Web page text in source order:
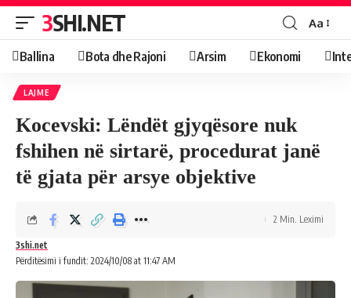
3SHI.NET Aa
Ballina Bota dhe Rajoni Arsim Ekonomi
LAJME
Kocevski: Lëndët gjyqësore nuk
fshihen në sirtarë, procedurat janë
të gjata për arsye objektive
Përditësimi i fundit: 2024/10/08 at 11:47 AM
3shi.net
2 Min. Leximi